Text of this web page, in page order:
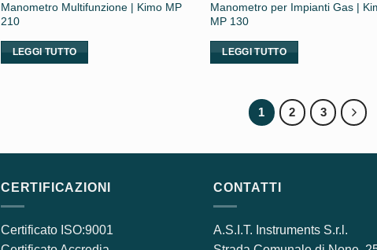
Manometro Multifunzione | Kimo MP
210
LEGGI TUTTO
Manometro per Impianti Gas |
MP 130
LEGGI TUTTO
1 2 3
CERTIFICAZIONI
Certificato ISO:9001
CONTATTI
A.S.I.T. Instruments S.r.l.